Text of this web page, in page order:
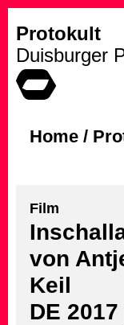
Protokult
Duisburger
Home /
Film
von
Keil
DE